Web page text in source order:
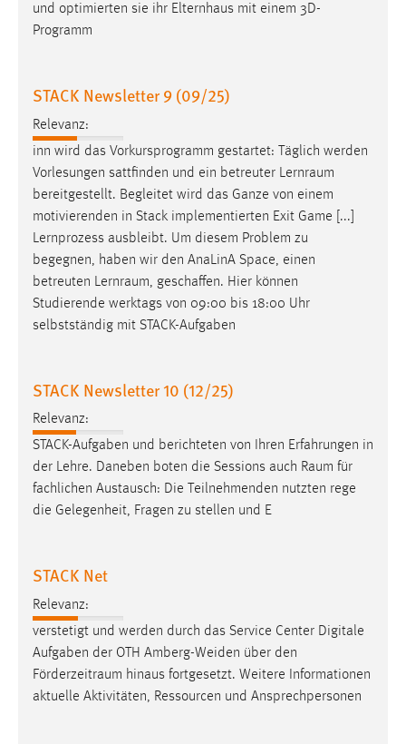
und optimierten sie ihr Elternhaus mit einem 3D-
Programm
STACK Newsletter 9 (09/25)
Relevanz:
inn wird das Vorkursprogramm gestartet: Täglich werden
Vorlesungen sattfinden und ein betreuter Lernraum
bereitgestellt. Begleitet wird das Ganze von einem
motivierenden in Stack implementierten Exit Game [...]
Lernprozess ausbleibt. Um diesem Problem zu
begegnen, haben wir den AnaLinA Space, einen
betreuten Lernraum, geschaffen. Hier können
Studierende werktags von 09:00 bis 18:00 Uhr
selbstständig mit STACK-Aufgaben
STACK Newsletter 10 (12/25)
Relevanz:
STACK-Aufgaben und berichteten von Ihren Erfahrungen in
der Lehre. Daneben boten die Sessions auch Raum für
fachlichen Austausch: Die Teilnehmenden nutzten rege
die Gelegenheit, Fragen zu stellen und E
STACK Net
Relevanz:
verstetigt und werden durch das Service Center Digitale
Aufgaben der OTH Amberg-Weiden über den
Förderzeitraum hinaus fortgesetzt. Weitere Informationen
aktuelle Aktivitäten, Ressourcen und Ansprechpersonen
verwendet, um personalisierte Werbung anzuzeigen.
Sie tun dies, indem sie Besucher über Websites
hinweg verfolgen.
Google Ads
Anbieter:
Google Ireland Limited
Cookie Laufzeit:
Facebook Pixel
Name:
_fbp
Facebook
Zweck:
Conversion-Tracking
Cookie Laufzeit:
3 Monate